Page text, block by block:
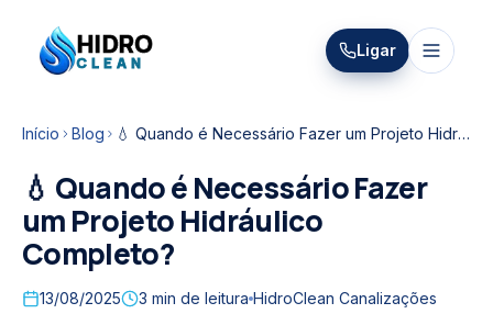
HIDRO
CLEAN
HidroClean Canalizações
Ligar
Início Blog 💧 Quando é Necessário Fazer um Projeto Hidráulico Completo?
💧 Quando é Necessário Fazer
um Projeto Hidráulico
Completo?
13/08/2025 3 min de leitura HidroClean Canalizações